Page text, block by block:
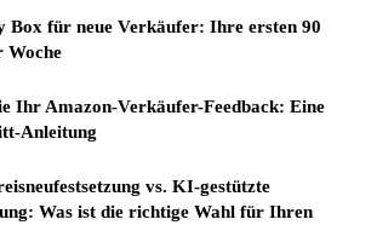
Box für neue Verkäufer: Ihre ersten 90
Woche
Ihr Amazon-Verkäufer-Feedback: Eine
Anleitung
vs. KI-gestützte
Was ist die richtige Wahl für Ihren